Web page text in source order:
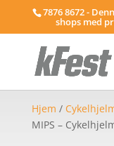
7876 8672 -
shops med
Hjem /
MIPS –